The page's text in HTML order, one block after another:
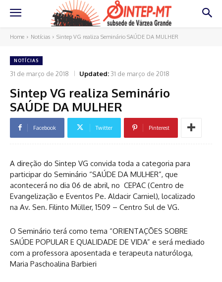
Home Notícias Sintep VG realiza Seminário SAÚDE DA MULHER
NOTÍCIAS
31 de março de 2018 Updated: 31 de março de 2018
Sintep VG realiza Seminário
SAÚDE DA MULHER
Facebook Twitter Pinterest
A direção do Sintep VG convida toda a categoria para
participar do Seminário “SAÚDE DA MULHER”, que
acontecerá no dia 06 de abril, no CEPAC (Centro de
Evangelização e Eventos Pe. Aldacir Carniel), localizado
na Av. Sen. Filinto Müller, 1509 – Centro Sul de VG.
O Seminário terá como tema “ORIENTAÇÕES SOBRE
SAÚDE POPULAR E QUALIDADE DE VIDA” e será mediado
com a professora aposentada e terapeuta naturóloga,
Maria Paschoalina Barbieri